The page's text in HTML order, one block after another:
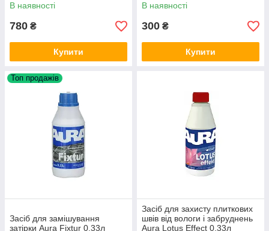
В наявності
780 ₴
Купити
В наявності
300 ₴
Купити
Топ продажів
Засіб для замішування
затірки Aura Fixtur 0.33л
Засіб для захисту плиткових
швів від вологи і забруднень
Aura Lotus Effect 0,33л